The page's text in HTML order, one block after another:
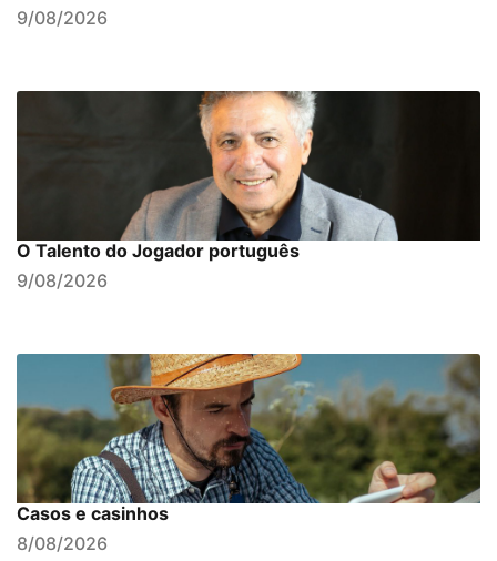
9/08/2026
O Talento do Jogador português
9/08/2026
Casos e casinhos
8/08/2026